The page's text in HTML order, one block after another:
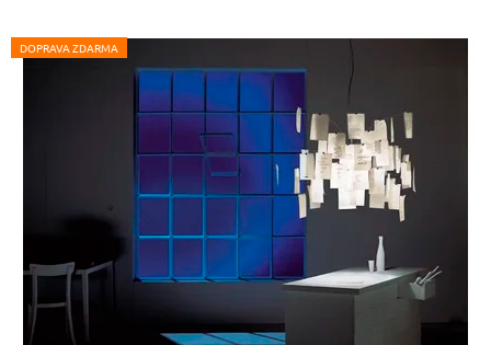
DOPRAVA ZDARMA